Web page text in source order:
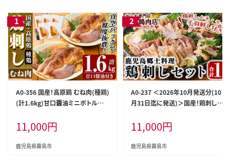
A0-356 国産！高原鶏 むね肉(種鶏)
(計1.6kg)甘口醤油ミニボトル付
肉 ムネ肉 鶏むね 胸肉 鶏刺し 鳥刺
し タタキ 刺身 真空パック 急速冷
凍 ヘルシー ダイエット 九州産 た
11,000円
鹿児島県霧島市
A0-237 ＜2026年10月発送分(10
月31日迄に発送)＞国産！鶏刺しセ
油たれ付き【坂留鶏肉店】霧島市 鳥
刺し たたき 鶏肉 鳥肉
11,000円
鹿児島県霧島市